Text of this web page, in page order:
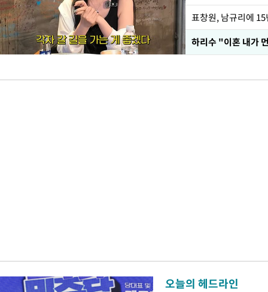
하리수 "이혼 내가
오늘의 헤드라인